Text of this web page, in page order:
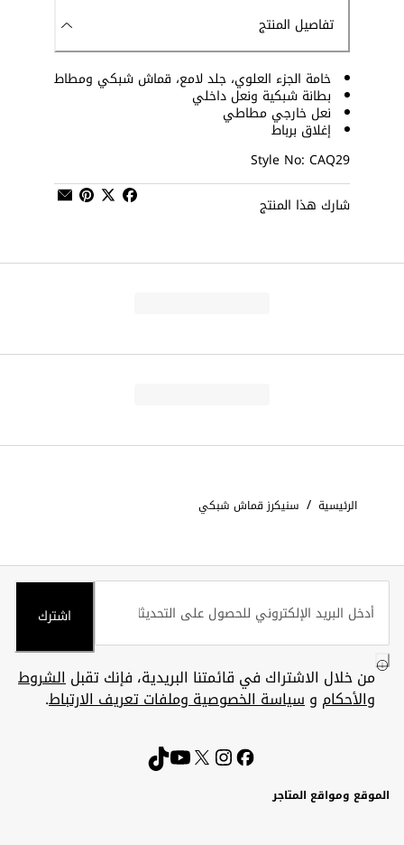
تفاصيل المنتج
خامة الجزء العلوي، جلد لامع، قماش شبكي ومطاط
بطانة شبكية ونعل داخلي
نعل خارجي مطاطي
إغلاق برباط
Style No: CAQ29
شارك هذا المنتج
الرئيسية / سنيكرز قماش شبكي
اشترك
من خلال الاشتراك في قائمتنا البريدية، فإنك تقبلالشروط
والأحكام وسياسة الخصوصية وملفات تعريف الارتباط.
الموقع ومواقع المتاجر